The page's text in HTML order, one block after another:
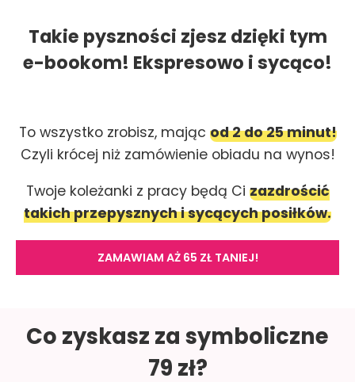
Takie pyszności zjesz dzięki tym
e-bookom! Ekspresowo i sycąco!
To wszystko zrobisz, mając od 2 do 25 minut!
Czyli krócej niż zamówienie obiadu na wynos!
Twoje koleżanki z pracy będą Ci zazdrościć
takich przepysznych i sycących posiłków.
ZAMAWIAM AŻ 65 ZŁ TANIEJ!
Co zyskasz za symboliczne
79 zł?